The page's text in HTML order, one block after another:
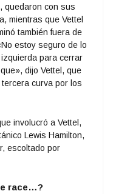
quedaron con sus
mientras que Vettel
también fuera de
estoy seguro de lo
para cerrar
dijo Vettel, que
curva por los
involucró a Vettel,
Lewis Hamilton,
escoltado por
race…?